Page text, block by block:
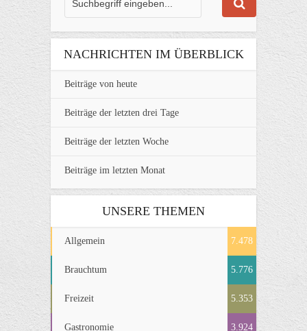
NACHRICHTEN IM ÜBERBLICK
Beiträge von heute
Beiträge der letzten drei Tage
Beiträge der letzten Woche
Beiträge im letzten Monat
UNSERE THEMEN
Allgemein 7.478
Brauchtum 5.776
Freizeit 5.353
Gastronomie 3.924